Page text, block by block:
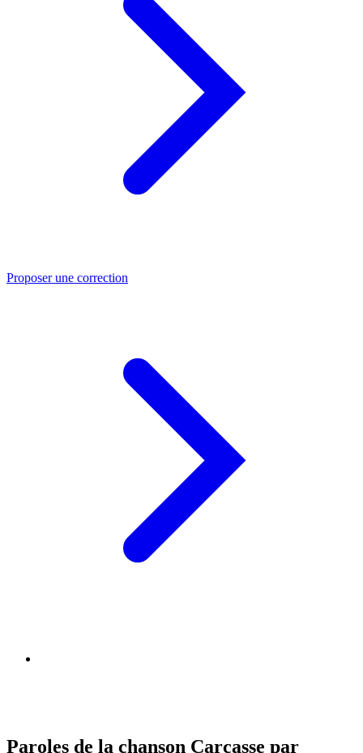
Proposer une correction
Paroles de la chanson Carcasse par